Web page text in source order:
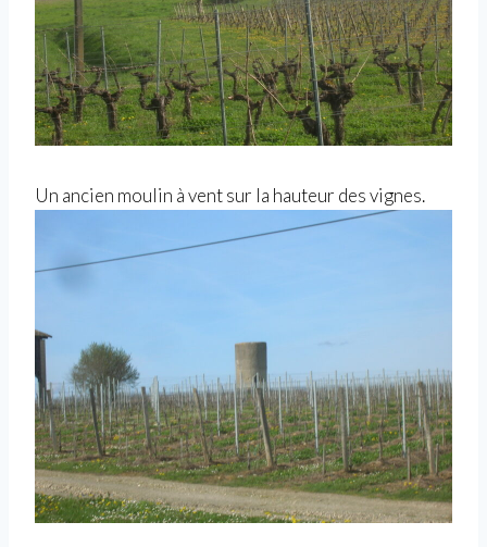
Un ancien moulin à vent sur la hauteur des vignes.